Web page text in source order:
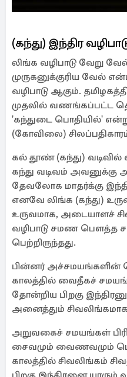
(கந்து) இந்திர
லிங்க வழிபாடு வேறு
முருகனுக்குரிய வேல்
வழிபாடு ஆகும்.
முதலில் வணங்கப்பட்ட
'கந்துடை பொதியில்'
(கோவிலை) சிலப்பதிகாரம்
கல் தூண் (கந்து)
கந்து வடிவம்
தேவலோக மாதர்க்கு
எனவே லிங்க (கந்து)
உருவமாக, அடையாளச்
வழிபாடு சமண பௌத்த
பெற்றிருந்தது.
பின்னர் அச்சமயங்களின்
காலத்தில் வைதீகச்
தோன்றிய பிறகு
அனைத்தும்
அறுவகைச் சமயங்கள்
சைவமும் வைணவமும்
காலத்தில் சிவலிங்கம்